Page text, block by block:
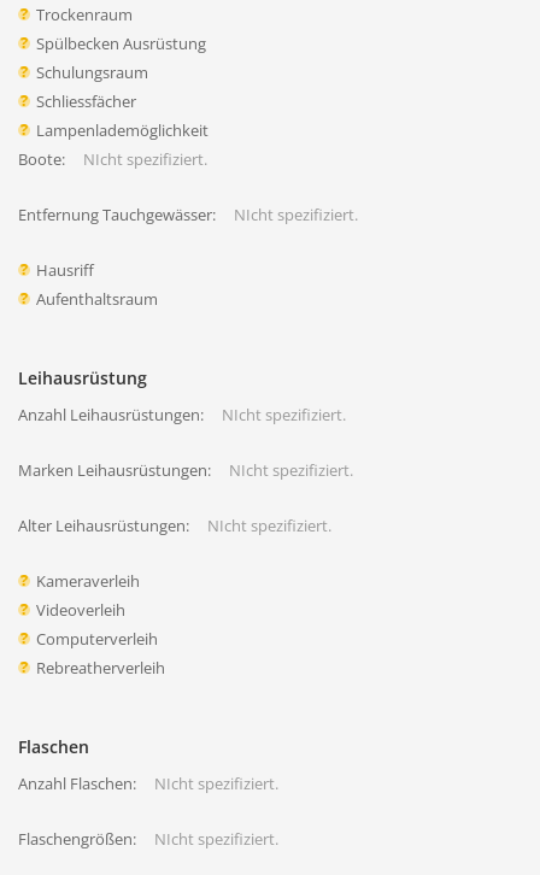
Trockenraum
Spülbecken Ausrüstung
Schulungsraum
Schliessfächer
Lampenlademöglichkeit
Boote:
NIcht spezifiziert.
Entfernung Tauchgewässer: NIcht spezifiziert.
Hausriff
Aufenthaltsraum
Leihausrüstung
Anzahl Leihausrüstungen: NIcht spezifiziert.
Marken Leihausrüstungen: NIcht spezifiziert.
Alter Leihausrüstungen: NIcht spezifiziert.
Kameraverleih
Videoverleih
Computerverleih
Rebreatherverleih
Flaschen
Anzahl Flaschen: NIcht spezifiziert.
Flaschengrößen: NIcht spezifiziert.